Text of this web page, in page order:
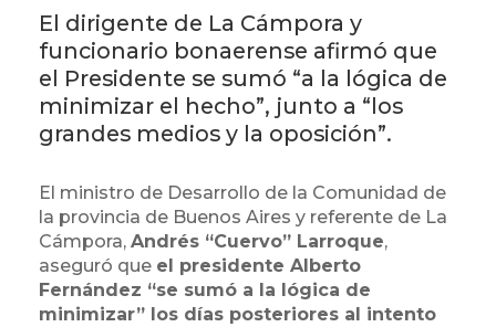
El dirigente de La Cámpora y
funcionario bonaerense afirmó que
el Presidente se sumó “a la lógica de
minimizar el hecho”, junto a “los
grandes medios y la oposición”.
El ministro de Desarrollo de la Comunidad de
la provincia de Buenos Aires y referente de La
Cámpora, Andrés “Cuervo” Larroque,
aseguró que el presidente Alberto
Fernández “se sumó a la lógica de
minimizar” los días posteriores al intento